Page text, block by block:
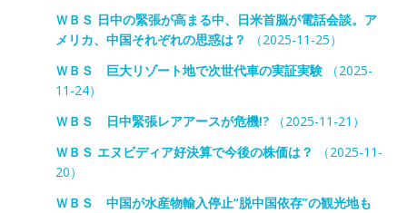
ＷＢＳ 日中の緊張が高まる中、日米首脳が電話会談。ア
メリカ、中国それぞれの思惑は？
（2025-11-25）
ＷＢＳ 巨大リゾート地で次世代車の実証実験（2025-
11-24）
ＷＢＳ 日中緊張レアアースが危機!?（2025-11-21）
ＷＢＳ エヌビディア好決算で今後の株価は？
（2025-11-
20）
ＷＢＳ 中国が水産物輸入停止“脱中国依存”の観光地も